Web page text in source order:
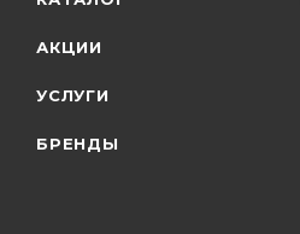
АКЦИИ
УСЛУГИ
БРЕНДЫ